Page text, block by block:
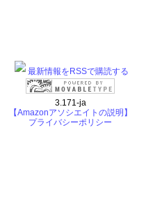
最新情報をRSSで購読する
3.171-ja
【Amazonアソシエイトの説明】
プライバシーポリシー